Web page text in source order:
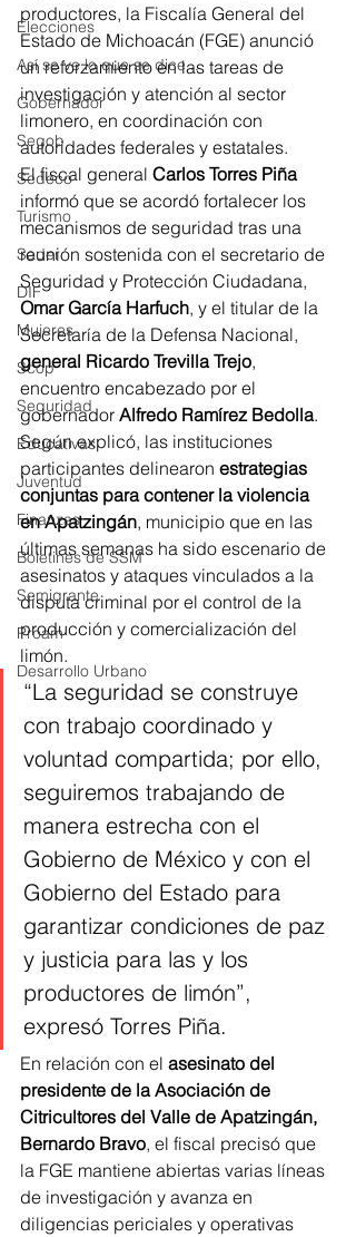
Elecciones
Así se ve lo que se dice...
Gobernador
Segob
Sedeco
Turismo
Sader
DIF
Mujeres
Scop
Seguridad
Educativas
Juventud
Finanzas
Boletines de SSM
Semigrante
Proam
Desarrollo Urbano
productores, la Fiscalía General del
Estado de Michoacán (FGE) anunció
un reforzamiento en las tareas de
investigación y atención al sector
limonero, en coordinación con
autoridades federales y estatales.
El fiscal general Carlos Torres Piña
informó que se acordó fortalecer los
mecanismos de seguridad tras una
reunión sostenida con el secretario de
Seguridad y Protección Ciudadana,
Omar García Harfuch, y el titular de la
Secretaría de la Defensa Nacional,
general Ricardo Trevilla Trejo,
encuentro encabezado por el
gobernador Alfredo Ramírez Bedolla.
Según explicó, las instituciones
participantes delinearon estrategias
conjuntas para contener la violencia
en Apatzingán, municipio que en las
últimas semanas ha sido escenario de
asesinatos y ataques vinculados a la
disputa criminal por el control de la
producción y comercialización del
limón.
“La seguridad se construye
con trabajo coordinado y
voluntad compartida; por ello,
seguiremos trabajando de
manera estrecha con el
Gobierno de México y con el
Gobierno del Estado para
garantizar condiciones de paz
y justicia para las y los
productores de limón”,
expresó Torres Piña.
En relación con el asesinato del
presidente de la Asociación de
Citricultores del Valle de Apatzingán,
Bernardo Bravo, el fiscal precisó que
la FGE mantiene abiertas varias líneas
de investigación y avanza en
diligencias periciales y operativas